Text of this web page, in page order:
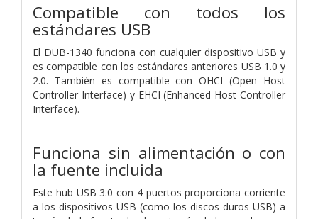
Compatible con todos los
estándares USB
El DUB-1340 funciona con cualquier dispositivo USB y
es compatible con los estándares anteriores USB 1.0 y
2.0. También es compatible con OHCI (Open Host
Controller Interface) y EHCI (Enhanced Host Controller
Interface).
Funciona sin alimentación o con
la fuente incluida
Este hub USB 3.0 con 4 puertos proporciona corriente
a los dispositivos USB (como los discos duros USB) a